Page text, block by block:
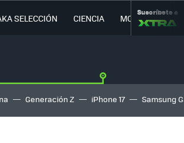
SELECCIÓN CIENCIA MOVILIDAD
Suscríbete a
Generación Z iPhone 17 Samsung